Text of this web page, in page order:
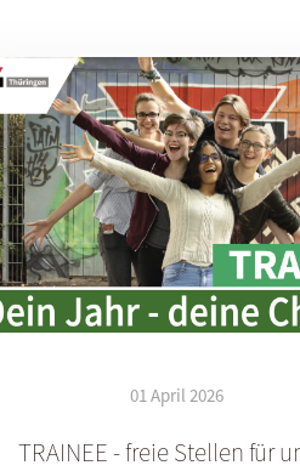
01 April 2026
TRAINEE - freie Stellen für